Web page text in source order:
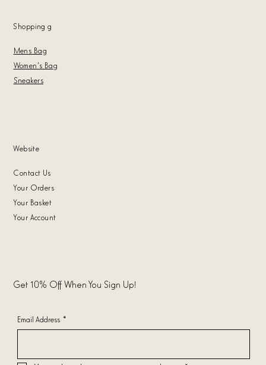
Shopping g
Mens Bag
Women's Bag
Sneakers
Website
Contact Us
Your Orders
Your Basket
Your Account
Get 10% Off When You Sign Up!
Email Address *